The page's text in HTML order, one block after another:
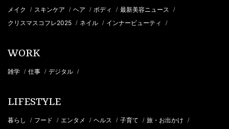
メイク / スキンケア / ヘア / ボディ / 最新美容ニュース /
クリスマスコフレ2025 / ネイル / インナービューティ /
WORK
雑学 / 仕事 / デジタル /
LIFESTYLE
暮らし / フード / エンタメ / ヘルス / 子育て / 旅・お出かけ /